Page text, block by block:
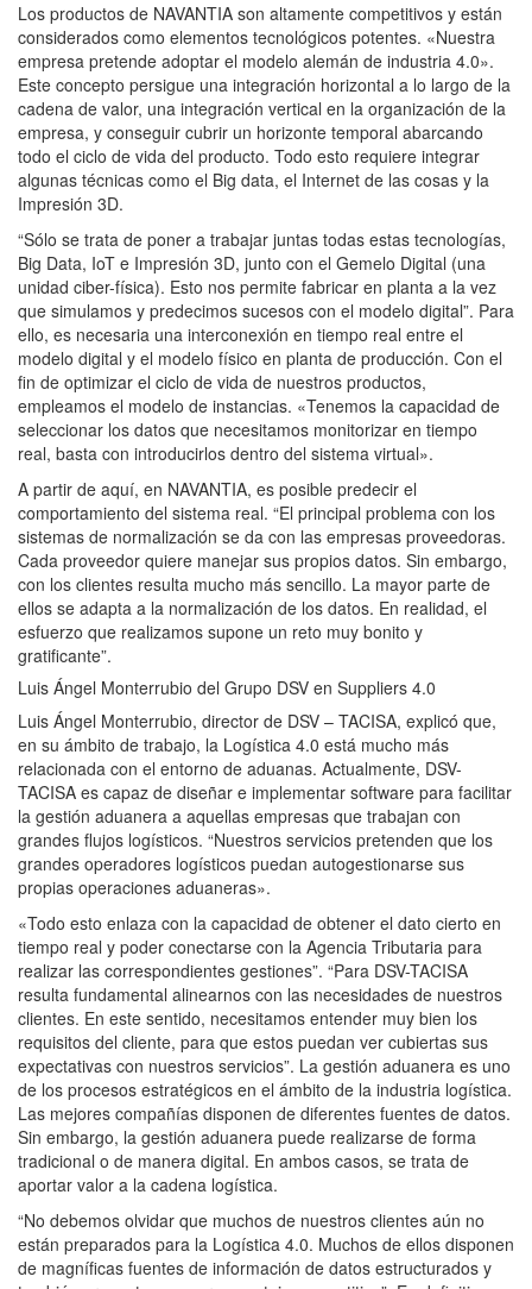
Los productos de NAVANTIA son altamente competitivos y están
considerados como elementos tecnológicos potentes. «Nuestra
empresa pretende adoptar el modelo alemán de industria 4.0».
Este concepto persigue una integración horizontal a lo largo de la
cadena de valor, una integración vertical en la organización de la
empresa, y conseguir cubrir un horizonte temporal abarcando
todo el ciclo de vida del producto. Todo esto requiere integrar
algunas técnicas como el Big data, el Internet de las cosas y la
Impresión 3D.
“Sólo se trata de poner a trabajar juntas todas estas tecnologías,
Big Data, IoT e Impresión 3D, junto con el Gemelo Digital (una
unidad ciber-física). Esto nos permite fabricar en planta a la vez
que simulamos y predecimos sucesos con el modelo digital”. Para
ello, es necesaria una interconexión en tiempo real entre el
modelo digital y el modelo físico en planta de producción. Con el
fin de optimizar el ciclo de vida de nuestros productos,
empleamos el modelo de instancias. «Tenemos la capacidad de
seleccionar los datos que necesitamos monitorizar en tiempo
real, basta con introducirlos dentro del sistema virtual».
A partir de aquí, en NAVANTIA, es posible predecir el
comportamiento del sistema real. “El principal problema con los
sistemas de normalización se da con las empresas proveedoras.
Cada proveedor quiere manejar sus propios datos. Sin embargo,
con los clientes resulta mucho más sencillo. La mayor parte de
ellos se adapta a la normalización de los datos. En realidad, el
esfuerzo que realizamos supone un reto muy bonito y
gratificante”.
Luis Ángel Monterrubio del Grupo DSV en Suppliers 4.0
Luis Ángel Monterrubio, director de DSV – TACISA, explicó que,
en su ámbito de trabajo, la Logística 4.0 está mucho más
relacionada con el entorno de aduanas. Actualmente, DSV-
TACISA es capaz de diseñar e implementar software para facilitar
la gestión aduanera a aquellas empresas que trabajan con
grandes flujos logísticos. “Nuestros servicios pretenden que los
grandes operadores logísticos puedan autogestionarse sus
propias operaciones aduaneras».
«Todo esto enlaza con la capacidad de obtener el dato cierto en
tiempo real y poder conectarse con la Agencia Tributaria para
realizar las correspondientes gestiones”. “Para DSV-TACISA
resulta fundamental alinearnos con las necesidades de nuestros
clientes. En este sentido, necesitamos entender muy bien los
requisitos del cliente, para que estos puedan ver cubiertas sus
expectativas con nuestros servicios”. La gestión aduanera es uno
de los procesos estratégicos en el ámbito de la industria logística.
Las mejores compañías disponen de diferentes fuentes de datos.
Sin embargo, la gestión aduanera puede realizarse de forma
tradicional o de manera digital. En ambos casos, se trata de
aportar valor a la cadena logística.
“No debemos olvidar que muchos de nuestros clientes aún no
están preparados para la Logística 4.0. Muchos de ellos disponen
de magníficas fuentes de información de datos estructurados y